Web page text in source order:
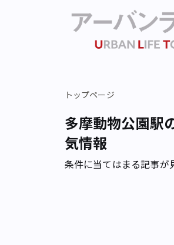
トップページ
多摩動物公園駅
気情報
条件に当てはまる記事が